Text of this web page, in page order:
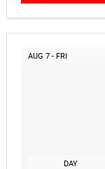
AUG 7 - FRI
DAY